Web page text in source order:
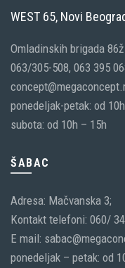
WEST 65, Novi
Omladinskih brigada 86ž
063/305-508, 063 395
ponedeljak-petak: od
subota: od 10h – 15h
ŠABAC
Adresa: Mačvanska 3;
Kontakt telefoni: 060/
E mail:
ponedeljak – petak: od